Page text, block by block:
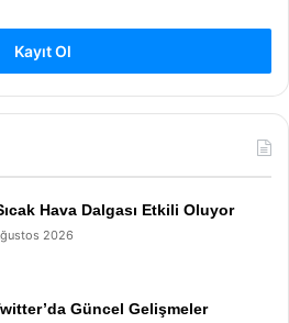
Kayıt Ol
Hava Dalgası Etkili Oluyor
2026
Güncel Gelişmeler